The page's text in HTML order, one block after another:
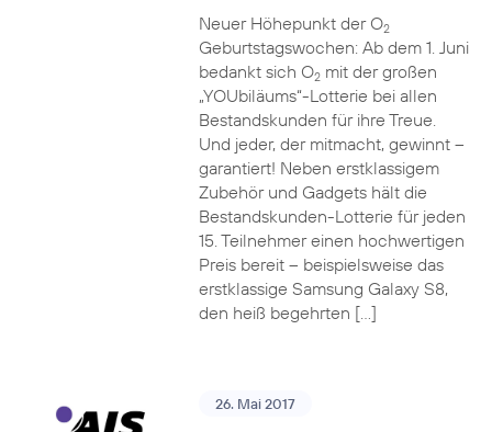
Neuer Höhepunkt der O2
Geburtstagswochen: Ab dem 1. Juni
bedankt sich O2mit der großen
„YOUbiläums“-Lotterie bei allen
Bestandskunden für ihre Treue.
Und jeder, der mitmacht, gewinnt –
garantiert! Neben erstklassigem
Zubehör und Gadgets hält die
Bestandskunden-Lotterie für jeden
15. Teilnehmer einen hochwertigen
Preis bereit – beispielsweise das
erstklassige Samsung Galaxy S8,
den heiß begehrten […]
26. Mai 2017